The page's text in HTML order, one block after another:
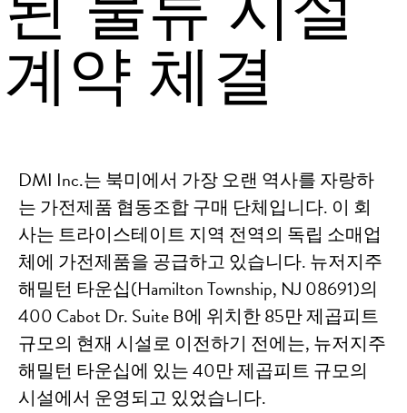
계약 체결
DMI Inc.는 북미에서 가장 오랜 역사를 자랑하
는 가전제품 협동조합 구매 단체입니다. 이 회
사는 트라이스테이트 지역 전역의 독립 소매업
체에 가전제품을 공급하고 있습니다. 뉴저지주
해밀턴 타운십(Hamilton Township, NJ 08691)의
400 Cabot Dr. Suite B에 위치한 85만 제곱피트
규모의 현재 시설로 이전하기 전에는, 뉴저지주
해밀턴 타운십에 있는 40만 제곱피트 규모의
시설에서 운영되고 있었습니다.